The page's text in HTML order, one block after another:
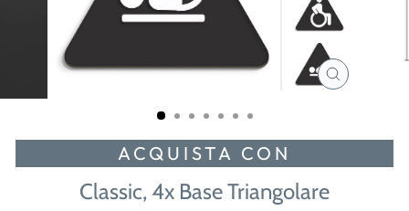
CHIUDI
ACQUISTA CON
Classic, 4x Base Triangolare